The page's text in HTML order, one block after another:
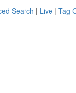
Search | Live | Tag